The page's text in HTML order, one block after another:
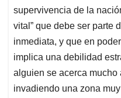
supervivencia de la
vital” que debe ser parte
inmediata, y que en
implica una debilidad
alguien se acerca mucho
invadiendo una zona